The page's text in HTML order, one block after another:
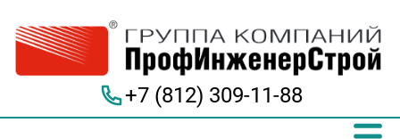
+7 (812) 309-11-88